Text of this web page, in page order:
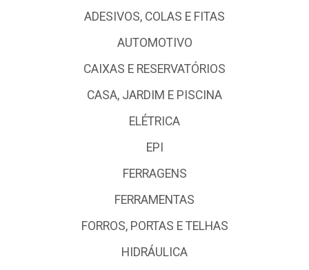
ADESIVOS, COLAS E FITAS
AUTOMOTIVO
CAIXAS E RESERVATÓRIOS
CASA, JARDIM E PISCINA
ELÉTRICA
EPI
FERRAGENS
FERRAMENTAS
FORROS, PORTAS E TELHAS
HIDRÁULICA